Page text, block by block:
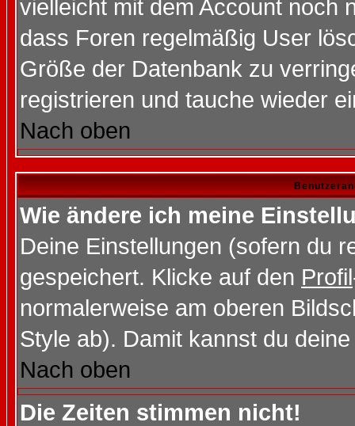
vielleicht mit dem Account noch
dass Foren regelmäßig User
Größe der Datenbank zu
registrieren und tauche wieder
Nach oben
Wie ändere ich meine
Deine Einstellungen (sofern du
gespeichert. Klicke auf den Profil
normalerweise am oberen
Style ab). Damit kannst du
Nach oben
Die Zeiten stimmen nicht!